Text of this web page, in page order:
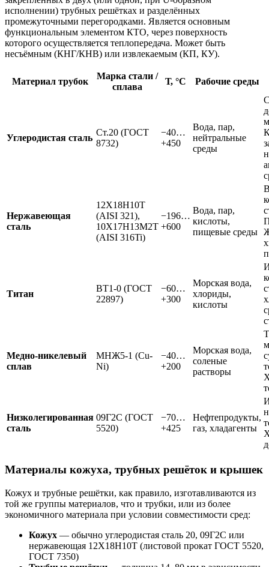
исполнении) трубных решётках и разделённых
промежуточными перегородками. Является основным
функциональным элементом КТО, через поверхность
которого осуществляется теплопередача. Может быть
несъёмным (КНГ/КНВ) или извлекаемым (КП, КУ).
Материал трубок
Марка стали /
сплава
Т, °C Рабочие среды
Углеродистая сталь
Ст.20 (ГОСТ
8732)
−40…
+450
Вода, пар,
нейтральные
среды
Нержавеющая
сталь
12Х18Н10Т
(AISI 321),
10Х17Н13М2Т
(AISI 316Ti)
−196…
+600
Вода, пар,
кислоты,
пищевые среды
Титан
ВТ1-0 (ГОСТ
22897)
−60…
+300
Морская вода,
хлориды,
кислоты
Медно-никелевый
сплав
МНЖ5-1 (Cu-
Ni)
−40…
+200
Морская вода,
соленые
растворы
Низколегированная
сталь
09Г2С (ГОСТ
5520)
−70…
+425
Нефтепродукты,
газ, хладагенты
Материалы кожуха, трубных решёток и крышек
Кожух и трубные решётки, как правило, изготавливаются из
той же группы материалов, что и трубки, или из более
экономичного материала при условии совместимости сред:
Кожух — обычно углеродистая сталь 20, 09Г2С или
нержавеющая 12Х18Н10Т (листовой прокат ГОСТ 5520,
ГОСТ 7350)